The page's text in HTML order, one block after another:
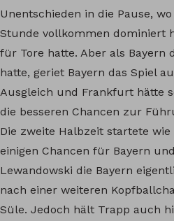
Unentschieden in die Pause,
Stunde vollkommen dominiert
für Tore hatte. Aber als Bayern
hatte, geriet Bayern das Spiel
Ausgleich und Frankfurt hätte
die besseren Chancen zur
Die zweite Halbzeit startete
einigen Chancen für Bayern
Lewandowski die Bayern
nach einer weiteren
Süle. Jedoch hält Trapp auch